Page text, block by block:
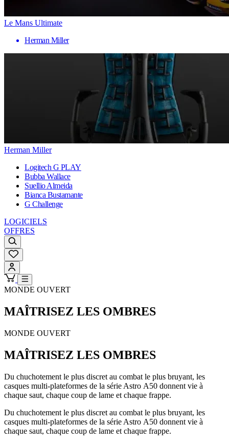
Le Mans Ultimate
Herman Miller
Herman Miller
Logitech G PLAY
Bubba Wallace
Suellio Almeida
Bianca Bustamante
G Challenge
LOGICIELS
OFFRES
MONDE OUVERT
MAÎTRISEZ LES OMBRES
MONDE OUVERT
MAÎTRISEZ LES OMBRES
Du chuchotement le plus discret au combat le plus bruyant, les
casques multi-plateformes de la série Astro A50 donnent vie à
chaque saut, chaque coup de lame et chaque frappe.
Du chuchotement le plus discret au combat le plus bruyant, les
casques multi-plateformes de la série Astro A50 donnent vie à
chaque saut, chaque coup de lame et chaque frappe.